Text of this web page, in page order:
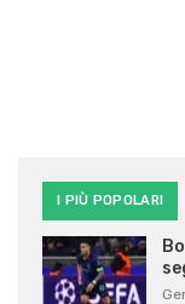
I PIÙ POPOLARI